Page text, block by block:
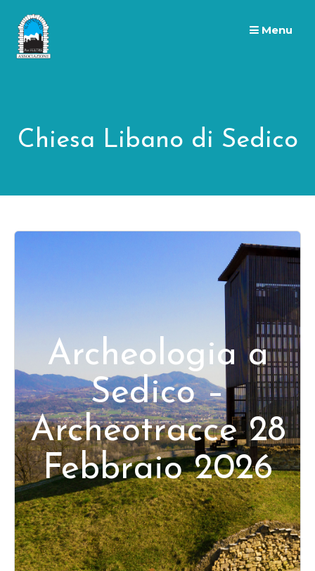
content
Menu
Chiesa Libano di Sedico
Archeologia a
Sedico –
Archeotracce 28
Febbraio 2026